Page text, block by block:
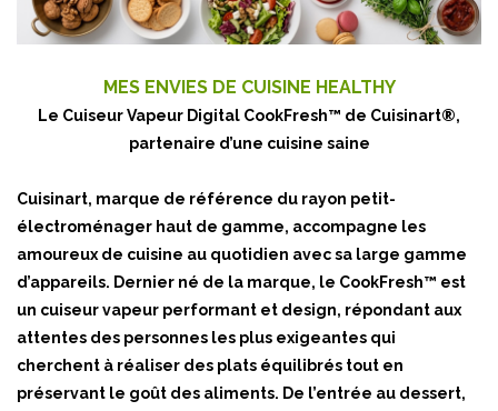
MES ENVIES DE CUISINE HEALTHY
Le Cuiseur Vapeur Digital CookFresh™ de Cuisinart®,
partenaire d’une cuisine saine
Cuisinart, marque de référence du rayon petit-
électroménager haut de gamme, accompagne les
amoureux de cuisine au quotidien avec sa large gamme
d’appareils. Dernier né de la marque, le CookFresh™ est
un cuiseur vapeur performant et design, répondant aux
attentes des personnes les plus exigeantes qui
cherchent à réaliser des plats équilibrés tout en
préservant le goût des aliments. De l’entrée au dessert,